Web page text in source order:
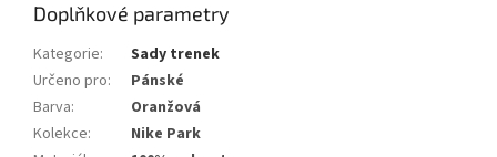
Doplňkové parametry
Kategorie:
Sady trenek
Určeno pro:
Pánské
Barva:
Oranžová
Kolekce:
Nike Park